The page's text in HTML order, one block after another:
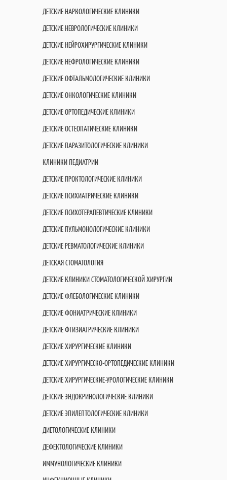
ДЕТСКИЕ НАРКОЛОГИЧЕСКИЕ КЛИНИКИ
ДЕТСКИЕ НЕВРОЛОГИЧЕСКИЕ КЛИНИКИ
ДЕТСКИЕ НЕЙРОХИРУРГИЧЕСКИЕ КЛИНИКИ
ДЕТСКИЕ НЕФРОЛОГИЧЕСКИЕ КЛИНИКИ
ДЕТСКИЕ ОФТАЛЬМОЛОГИЧЕСКИЕ КЛИНИКИ
ДЕТСКИЕ ОНКОЛОГИЧЕСКИЕ КЛИНИКИ
ДЕТСКИЕ ОРТОПЕДИЧЕСКИЕ КЛИНИКИ
ДЕТСКИЕ ОСТЕОПАТИЧЕСКИЕ КЛИНИКИ
ДЕТСКИЕ ПАРАЗИТОЛОГИЧЕСКИЕ КЛИНИКИ
КЛИНИКИ ПЕДИАТРИИ
ДЕТСКИЕ ПРОКТОЛОГИЧЕСКИЕ КЛИНИКИ
ДЕТСКИЕ ПСИХИАТРИЧЕСКИЕ КЛИНИКИ
ДЕТСКИЕ ПСИХОТЕРАПЕВТИЧЕСКИЕ КЛИНИКИ
ДЕТСКИЕ ПУЛЬМОНОЛОГИЧЕСКИЕ КЛИНИКИ
ДЕТСКИЕ РЕВМАТОЛОГИЧЕСКИЕ КЛИНИКИ
ДЕТСКАЯ СТОМАТОЛОГИЯ
ДЕТСКИЕ КЛИНИКИ СТОМАТОЛОГИЧЕСКОЙ ХИРУРГИИ
ДЕТСКИЕ ФЛЕБОЛОГИЧЕСКИЕ КЛИНИКИ
ДЕТСКИЕ ФОНИАТРИЧЕСКИЕ КЛИНИКИ
ДЕТСКИЕ ФТИЗИАТРИЧЕСКИЕ КЛИНИКИ
ДЕТСКИЕ ХИРУРГИЧЕСКИЕ КЛИНИКИ
ДЕТСКИЕ ХИРУРГИЧЕСКО-ОРТОПЕДИЧЕСКИЕ КЛИНИКИ
ДЕТСКИЕ ХИРУРГИЧЕСКИЕ-УРОЛОГИЧЕСКИЕ КЛИНИКИ
ДЕТСКИЕ ЭНДОКРИНОЛОГИЧЕСКИЕ КЛИНИКИ
ДЕТСКИЕ ЭПИЛЕПТОЛОГИЧЕСКИЕ КЛИНИКИ
ДИЕТОЛОГИЧЕСКИЕ КЛИНИКИ
ДЕФЕКТОЛОГИЧЕСКИЕ КЛИНИКИ
ИММУНОЛОГИЧЕСКИЕ КЛИНИКИ